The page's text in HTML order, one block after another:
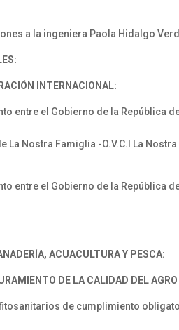
a la ingeniera Paola Hidalgo
INTERNACIONAL:
entre el Gobierno de la República
La Nostra Famiglia -O.V.C.I La
entre el Gobierno de la República
ACUACULTURA Y PESCA:
DE LA CALIDAD DEL
de cumplimiento